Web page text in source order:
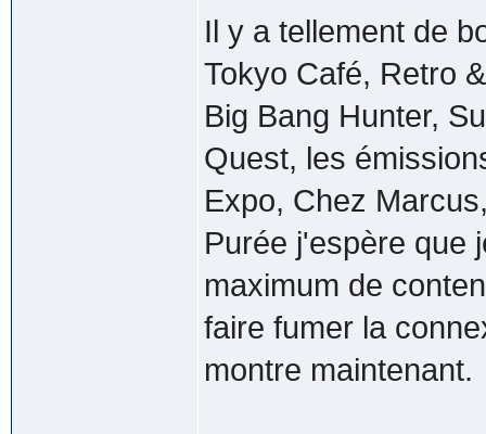
Il y a tellement de
Tokyo Café, Retro
Big Bang Hunter,
Quest, les
Expo, Chez
Purée j'espère que
maximum de
faire fumer la
montre maintenant.